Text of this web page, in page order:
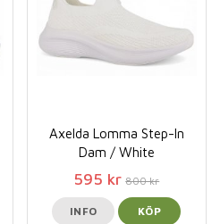
Axelda Lomma Step-In
Dam / White
595 kr 800 kr
INFO KÖP